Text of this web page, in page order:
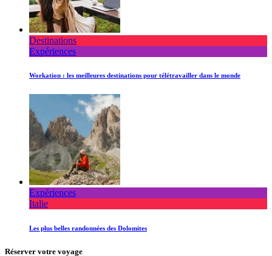
Destinations
Expériences
Workation : les meilleures destinations pour télétravailler dans le monde
Expériences
Italie
Les plus belles randonnées des Dolomites
Réserver votre voyage